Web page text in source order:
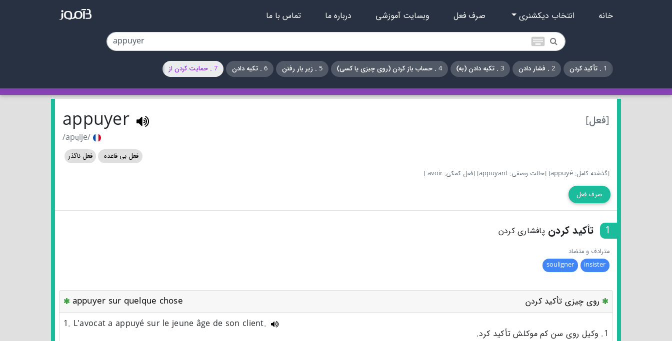
خانه انتخاب دیکشنری صرف فعل وبسایت آموزشی درباره ما تماس با ما
keyboard
1 . تأکید کردن 2 . فشار دادن 3 . تکیه دادن (به) 4 . حساب باز کردن (روی چیزی یا کسی) 5 . زیر بار رفتن 6 . تکیه دادن 7 . حمایت کردن از
[فعل] appuyer
/apɥije/
فعل بی قاعده
فعل ناگذر
[گذشته کامل: appuyé]
[حالت وصفی: appuyant] [فعل کمکی: avoir ]
صرف فعل
1 تأکید کردن پافشاری کردن
مترادف و متضاد
insister
souligner
appuyer sur quelque chose
روی چیزی تأکید کردن
1. L'avocat a appuyé sur le jeune âge de son client.
1. وکیل روی سن کم موکلش تأکید کرد.